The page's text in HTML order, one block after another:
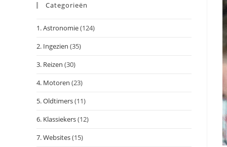
Categorieën
1. Astronomie(124)
2. Ingezien (35)
3. Reizen (30)
4. Motoren (23)
5. Oldtimers(11)
6. Klassiekers(12)
7. Websites(15)